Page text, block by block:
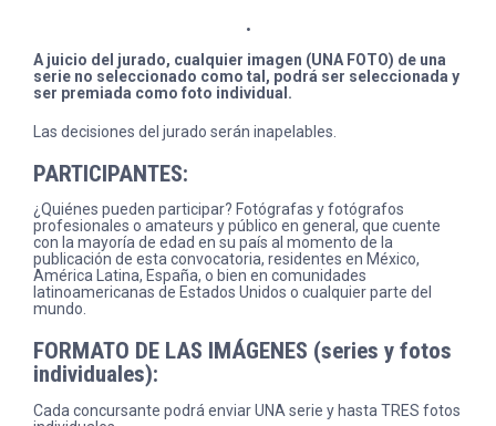
.
A juicio del jurado, cualquier imagen (UNA FOTO) de una
serie no seleccionado como tal, podrá ser seleccionada y
ser premiada como foto individual.
Las decisiones del jurado serán inapelables.
PARTICIPANTES:
¿Quiénes pueden participar? Fotógrafas y fotógrafos
profesionales o amateurs y público en general, que cuente
con la mayoría de edad en su país al momento de la
publicación de esta convocatoria, residentes en México,
América Latina, España, o bien en comunidades
latinoamericanas de Estados Unidos o cualquier parte del
mundo.
FORMATO DE LAS IMÁGENES (series y fotos
individuales):
Cada concursante podrá enviar UNA serie y hasta TRES fotos